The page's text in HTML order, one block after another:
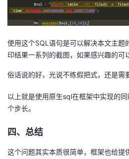
使用这个SQL语句是可以解决本文主题
印结果一系列的截图，如果感兴趣的可
俗话说的好，光说不练假把式，还是需
以上就是使用原生sql在框架中实现的
个步长。
四、总结
这个问题其实本质很简单，框架也给提